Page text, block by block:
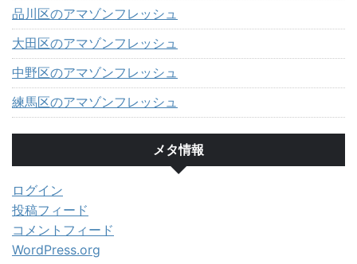
品川区のアマゾンフレッシュ
大田区のアマゾンフレッシュ
中野区のアマゾンフレッシュ
練馬区のアマゾンフレッシュ
メタ情報
ログイン
投稿フィード
コメントフィード
WordPress.org